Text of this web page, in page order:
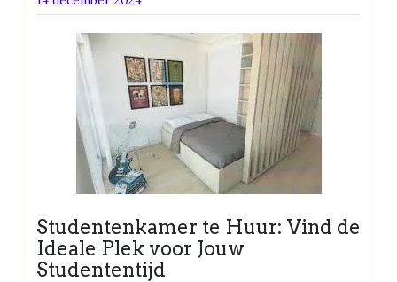
Studentenkamer te Huur: Vind de
Ideale Plek voor Jouw
Studententijd